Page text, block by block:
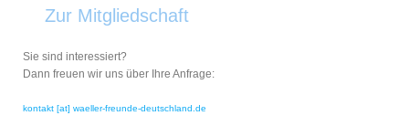
Zur Mitgliedschaft
Sie sind interessiert?
Dann freuen wir uns über Ihre Anfrage:
kontakt [at] waeller-freunde-deutschland.de